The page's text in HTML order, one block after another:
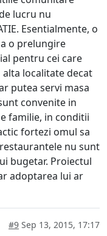
lucru nu
Esentialmente, o
o prelungire
pentru cei care
localitate decat
putea servi masa
convenite in
familie, in conditii
fortezi omul sa
nu sunt
bugetar. Proiectul
adoptarea lui ar
#9 Sep 13, 2015, 17:17